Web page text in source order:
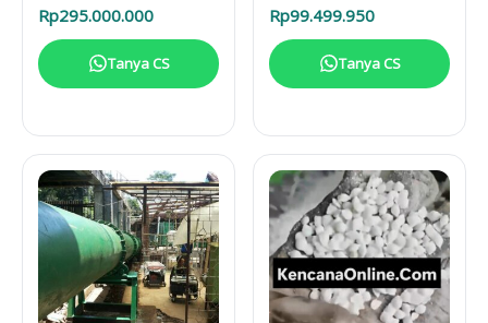
Restoran, dan Kafe
Rp295.000.000
Tanya CS
Rp99.499.950
Tanya CS